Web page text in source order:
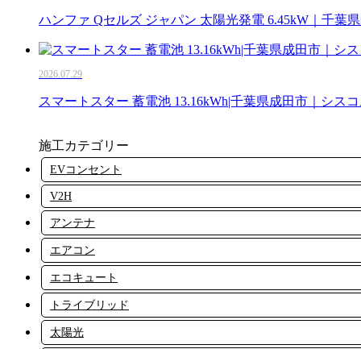
ハンファ Qセルズ ジャパン 太陽光発電 6.45kW｜千葉
2026.07.29
スマートスター 蓄電池 13.16kWh|千葉県成田市｜シスコ
施工カテゴリー
EVコンセント
V2H
アンテナ
エアコン
エコキュート
トライブリッド
太陽光